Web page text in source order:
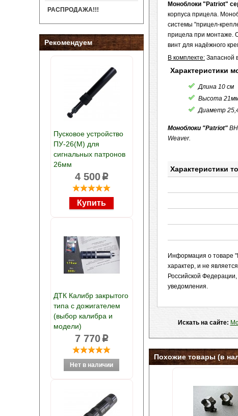
РАСПРОДАЖА!!!
Рекомендуем
Пусковое устройство
ПУ-26(М) для
сигнальных патронов
26мм
4 500p
ДТК Калибр закрытого
типа с дожигателем
(выбор калибра и
модели)
7 770p
Моноблоки "Patriot"
корпуса прицела.
системы "прицел-
прицела при монтаже.
винт для надёжного
В комплекте: Запасной
Характеристики
Длина 10 см
Высота
Диаметр
Моноблоки "Patriot"
Weaver.
Характеристики
Информация о товаре
характер, и не
Российской
уведомления.
Искать на сайте:
Похожие товары (в